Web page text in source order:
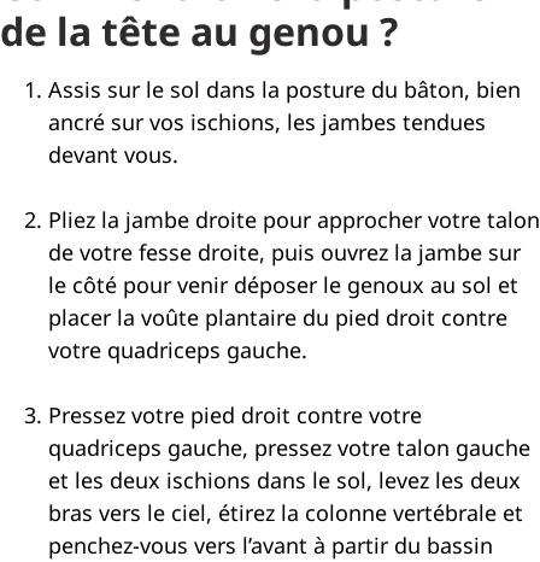
de la tête au genou ?
Assis sur le sol dans la posture du bâton, bien
ancré sur vos ischions, les jambes tendues
devant vous.
Pliez la jambe droite pour approcher votre talon
de votre fesse droite, puis ouvrez la jambe sur
le côté pour venir déposer le genoux au sol et
placer la voûte plantaire du pied droit contre
votre quadriceps gauche.
Pressez votre pied droit contre votre
quadriceps gauche, pressez votre talon gauche
et les deux ischions dans le sol, levez les deux
bras vers le ciel, étirez la colonne vertébrale et
penchez-vous vers l’avant à partir du bassin